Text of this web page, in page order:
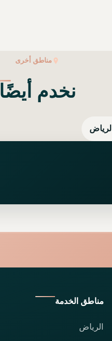
مناطق أخرى
نخدم أيضًا
الرياض
مناطق الخدمة
الرياض